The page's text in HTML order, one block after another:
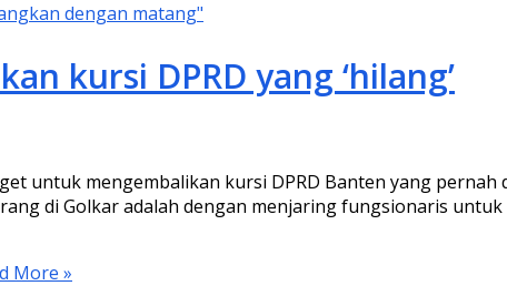
kursi DPRD yang ‘hilang’
untuk mengembalikan kursi DPRD Banten yang pernah
di Golkar adalah dengan menjaring fungsionaris
More »